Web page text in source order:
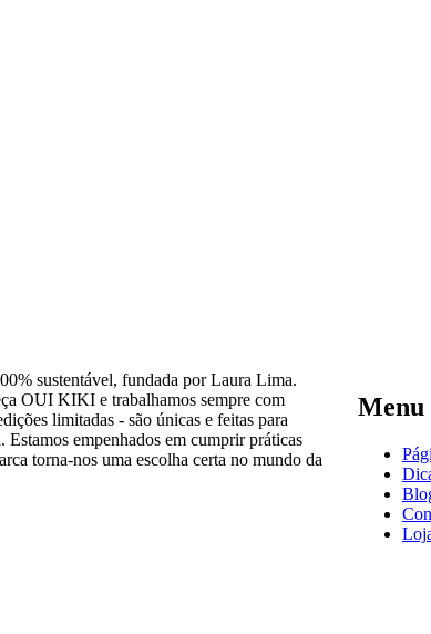
sustentável, fundada por Laura Lima.
OUI KIKI e trabalhamos sempre com
limitadas - são únicas e feitas para
empenhados em cumprir práticas
torna-nos uma escolha certa no mundo da
Menu